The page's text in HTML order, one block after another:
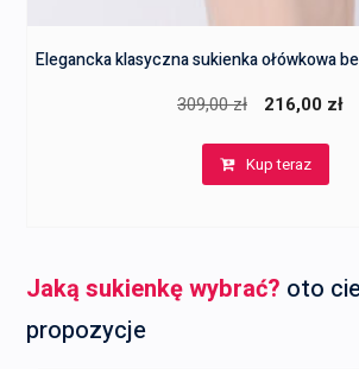
Elegancka klasyczna sukienka ołówkowa
309,00zł
Pierwotna
wynosiła:
216,00 zł
Kup teraz
Jaką sukienkę wybrać? oto
propozycje